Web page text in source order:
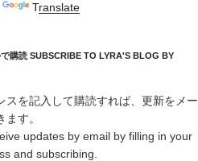
Translate
購読 SUBSCRIBE TO LYRA'S BLOG BY
スを記入して購読すれば、更新をメー
す。
updates by email by filling in your
and subscribing.